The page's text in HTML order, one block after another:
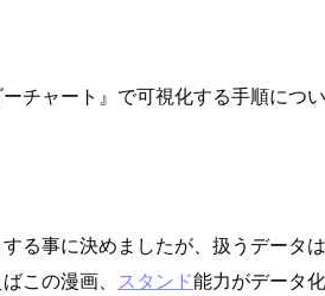
チャート』で可視化する手順につ
る事に決めましたが、扱うデー
この漫画、 スタンド能力がデータ